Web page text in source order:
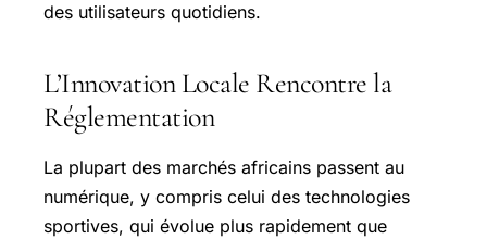
des utilisateurs quotidiens.
L’Innovation Locale Rencontre la
Réglementation
La plupart des marchés africains passent au
numérique, y compris celui des technologies
sportives, qui évolue plus rapidement que